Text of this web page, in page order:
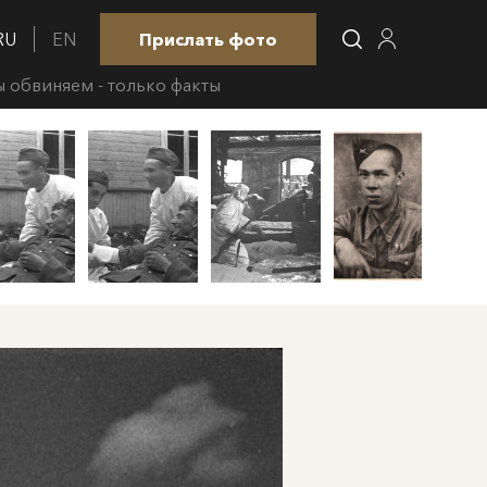
EN Прислать фото
обвиняем - только факты